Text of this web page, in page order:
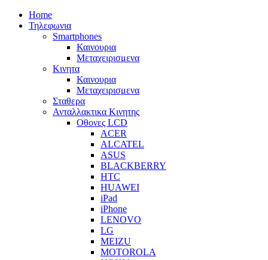
Home
Τηλεφωνια
Smartphones
Καινουρια
Μεταχειρισμενα
Κινητα
Καινουρια
Μεταχειρισμενα
Σταθερα
Ανταλλακτικα Κινητης
Οθονες LCD
ACER
ALCATEL
ASUS
BLACKBERRY
HTC
HUAWEI
iPad
iPhone
LENOVO
LG
MEIZU
MOTOROLA